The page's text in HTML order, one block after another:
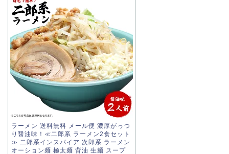
ラーメン 送料無料 メール便 濃厚がっつ
り醤油味！≪二郎系 ラーメン2食セット
≫ 二郎系インスパイア 次郎系 ラーメン
オーション麺 極太麺 背油 生麺 スープ